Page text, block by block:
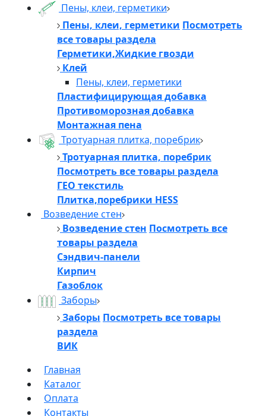
Пены, клеи, герметики
Пены, клеи, герметики Посмотреть
все товары раздела
Герметики,Жидкие гвозди
Клей
Пены, клеи, герметики
Пластифицирующая добавка
Противоморозная добавка
Монтажная пена
Тротуарная плитка, поребрик
Тротуарная плитка, поребрик
Посмотреть все товары раздела
ГЕО текстиль
Плитка,поребрики HESS
Возведение стен
Возведение стен Посмотреть все
товары раздела
Сэндвич-панели
Кирпич
Газоблок
Заборы
Заборы Посмотреть все товары
раздела
ВИК
Главная
Каталог
Оплата
Контакты